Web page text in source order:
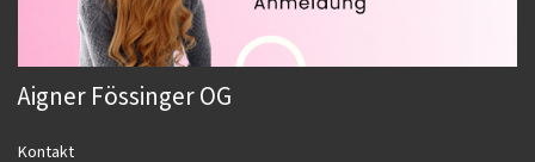
Aigner Fössinger OG
Kontakt